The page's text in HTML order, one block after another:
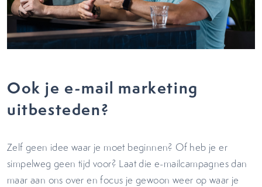
Ook je e-mail marketing
uitbesteden?
Zelf geen idee waar je moet beginnen? Of heb je er
simpelweg geen tijd voor? Laat die e-mailcampagnes dan
maar aan ons over en focus je gewoon weer op waar je